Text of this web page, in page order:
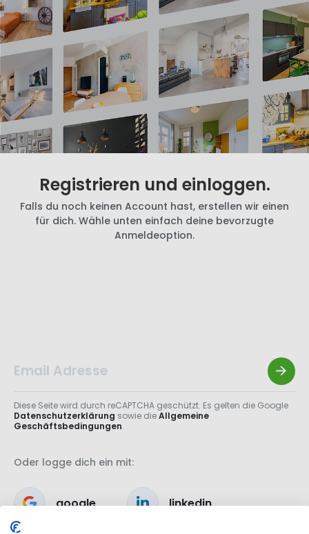
Registrieren und einloggen.
Falls du noch keinen Account hast, erstellen wir einen
für dich. Wähle unten einfach deine bevorzugte
Anmeldeoption.
Diese Seite wird durch reCAPTCHA geschützt. Es gelten die Google
Datenschutzerklärung sowie dieAllgemeine
Geschäftsbedingungen.
Oder logge dich ein mit:
google linkedin